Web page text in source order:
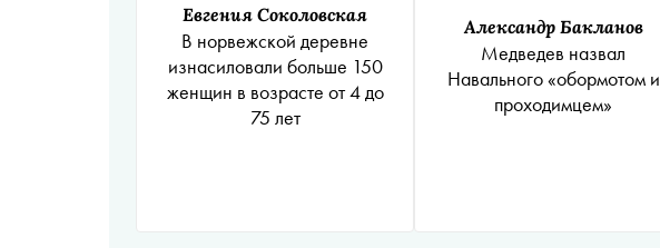
Евгения Соколовская
В норвежской деревне
изнасиловали больше 150
женщин в возрасте от 4 до
75 лет
Александр Бакланов
Медведев назвал
Навального «обормотом и
проходимцем»